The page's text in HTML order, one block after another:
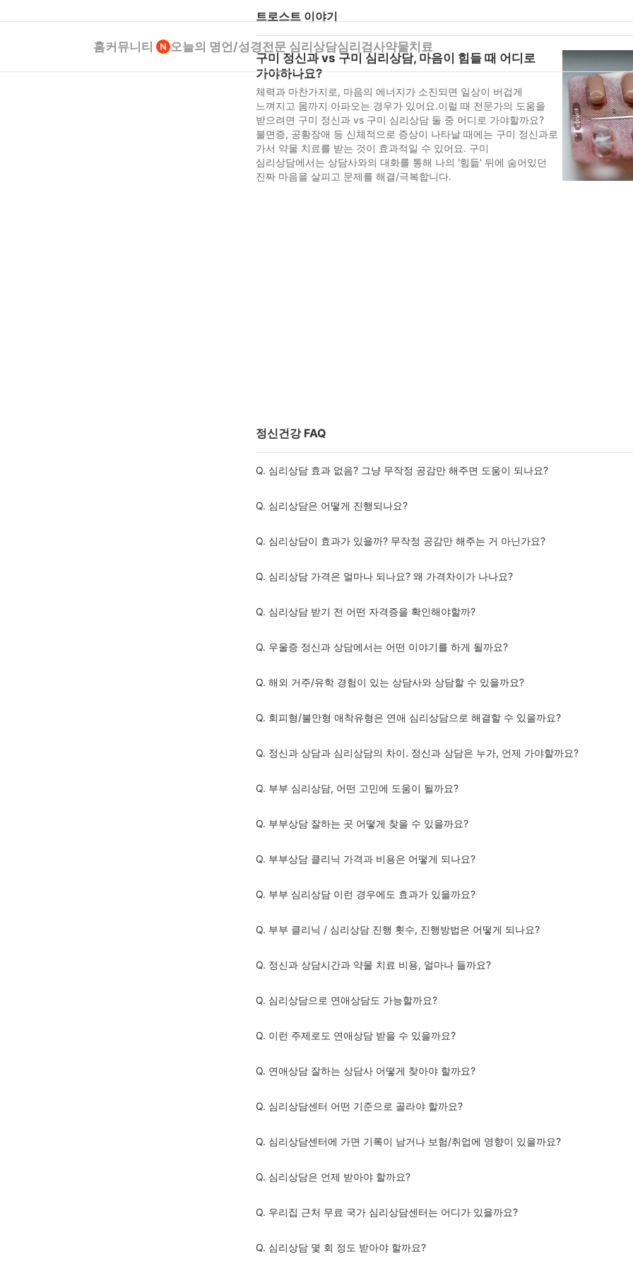
홈커뮤니티 오늘의 명언/성경전문 심리상담심리검사약물치료
트로스트 이야기
구미 정신과 vs 구미 심리상담, 마음이 힘들 때 어디로
가야하나요?
체력과 마찬가지로, 마음의 에너지가 소진되면 일상이 버겁게
느껴지고 몸까지 아파오는 경우가 있어요.이럴 때 전문가의 도움을
받으려면 구미 정신과 vs 구미 심리상담 둘 중 어디로 가야할까요?
불면증, 공황장애 등 신체적으로 증상이 나타날 때에는 구미 정신과로
가서 약물 치료를 받는 것이 효과적일 수 있어요. 구미
심리상담에서는 상담사와의 대화를 통해 나의 '힘듦' 뒤에 숨어있던
진짜 마음을 살피고 문제를 해결/극복합니다.
정신건강 FAQ
Q. 심리상담 효과 없음? 그냥 무작정 공감만 해주면 도움이 되나요?
Q. 심리상담은 어떻게 진행되나요?
Q. 심리상담이 효과가 있을까? 무작정 공감만 해주는 거 아닌가요?
Q. 심리상담 가격은 얼마나 되나요? 왜 가격차이가 나나요?
Q. 심리상담 받기 전 어떤 자격증을 확인해야할까?
Q. 우울증 정신과 상담에서는 어떤 이야기를 하게 될까요?
Q. 해외 거주/유학 경험이 있는 상담사와 상담할 수 있을까요?
Q. 회피형/불안형 애착유형은 연애 심리상담으로 해결할 수 있을까요?
Q. 정신과 상담과 심리상담의 차이. 정신과 상담은 누가, 언제 가야할까요?
Q. 부부 심리상담, 어떤 고민에 도움이 될까요?
Q. 부부상담 잘하는 곳 어떻게 찾을 수 있을까요?
Q. 부부상담 클리닉 가격과 비용은 어떻게 되나요?
Q. 부부 심리상담 이런 경우에도 효과가 있을까요?
Q. 부부 클리닉 / 심리상담 진행 횟수, 진행방법은 어떻게 되나요?
Q. 정신과 상담시간과 약물 치료 비용, 얼마나 들까요?
Q. 심리상담으로 연애상담도 가능할까요?
Q. 이런 주제로도 연애상담 받을 수 있을까요?
Q. 연애상담 잘하는 상담사 어떻게 찾아야 할까요?
Q. 심리상담센터 어떤 기준으로 골라야 할까요?
Q. 심리상담센터에 가면 기록이 남거나 보험/취업에 영향이 있을까요?
Q. 심리상담은 언제 받아야 할까요?
Q. 우리집 근처 무료 국가 심리상담센터는 어디가 있을까요?
Q. 심리상담 몇 회 정도 받아야 할까요?